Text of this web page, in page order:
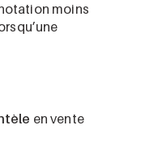
moins
en vente